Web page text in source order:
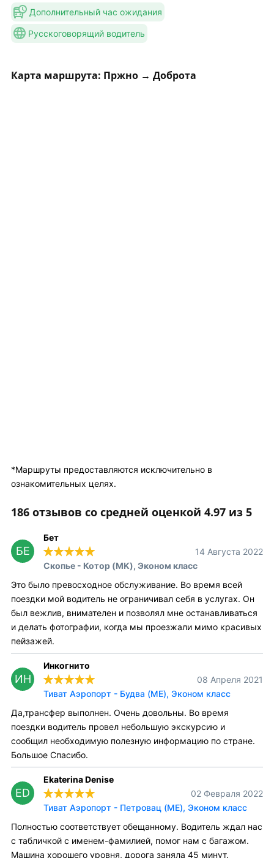
Дополнительный час ожидания
Русскоговорящий водитель
Карта маршрута: Пржно → Доброта
*Маршруты предоставляются исключительно в
ознакомительных целях.
186 отзывов со средней оценкой 4.97 из 5
БЕ
Бет
14 Августа 2022
Скопье - Котор (MK), Эконом класс
Это было превосходное обслуживание. Во время всей
поездки мой водитель не ограничивал себя в услугах. Он
был вежлив, внимателен и позволял мне останавливаться
и делать фотографии, когда мы проезжали мимо красивых
пейзажей.
ИН
Инкогнито
08 Апреля 2021
Тиват Аэропорт - Будва (ME), Эконом класс
Да,трансфер выполнен. Очень довольны. Во время
поездки водитель провел небольшую экскурсию и
сообщил необходимую полезную информацию по стране.
Большое Спасибо.
ED
Ekaterina Denise
02 Февраля 2022
Тиват Аэропорт - Петровац (ME), Эконом класс
Полностью соответствует обещанному. Водитель ждал нас
с табличкой с именем-фамилией, помог нам с багажом.
Машина хорошего уровня, дорога заняла 45 минут.